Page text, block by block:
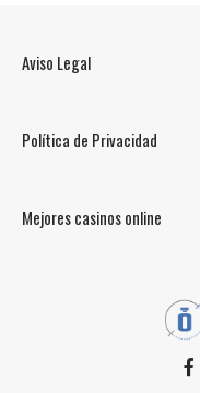
Aviso Legal
Política de Privacidad
Mejores casinos online